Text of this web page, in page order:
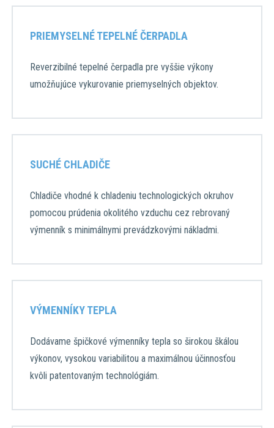
PRIEMYSELNÉ TEPELNÉ ČERPADLA
Reverzibilné tepelné čerpadla pre vyššie výkony
umožňujúce vykurovanie priemyselných objektov.
SUCHÉ CHLADIČE
Chladiče vhodné k chladeniu technologických okruhov
pomocou prúdenia okolitého vzduchu cez rebrovaný
výmenník s minimálnymi prevádzkovými nákladmi.
VÝMENNÍKY TEPLA
Dodávame špičkové výmenníky tepla so širokou škálou
výkonov, vysokou variabilitou a maximálnou účinnosťou
kvôli patentovaným technológiám.